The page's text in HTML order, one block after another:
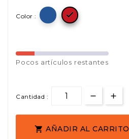
Color : 
Pocos artículos restantes
Cantidad :
 AÑADIR AL CARRITO